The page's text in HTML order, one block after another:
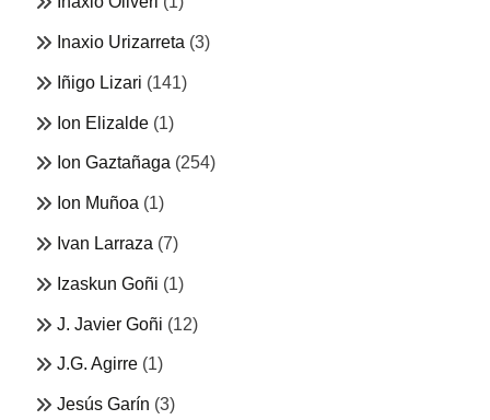
Inaxio Urizarreta (3)
Iñigo Lizari (141)
Ion Elizalde (1)
Ion Gaztañaga (254)
Ion Muñoa (1)
Ivan Larraza (7)
Izaskun Goñi (1)
J. Javier Goñi (12)
J.G. Agirre (1)
Jesús Garín (3)